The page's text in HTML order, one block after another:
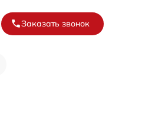
Заказать звонок